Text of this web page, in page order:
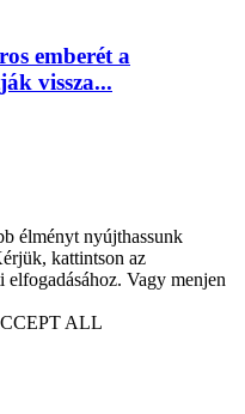
emberét a
vissza...
élményt nyújthassunk
kattintson az
Vagy menjen
ALL